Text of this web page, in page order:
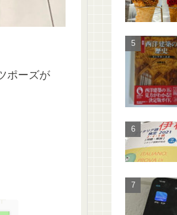
ポーズが